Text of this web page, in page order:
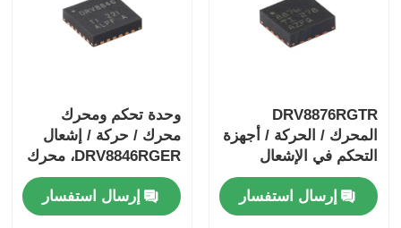
DRV8876RGTR
المحرك / الحركة / أجهزة
التحكم في الإشعال
والسائقين 40-فولت 3.5-
أيه H-جسر محرك
السائق مع I
إرسال استفسار
وحدة تحكم ومحرك
محرك / حركة / إشعال
DRV8846RGER، محرك
محرك ثنائي القطب
بخطوات 1.4 أمبيرإرسال استفسار